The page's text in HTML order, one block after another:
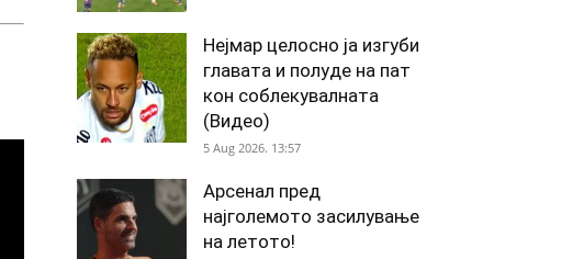
Нејмар целосно ја изгуби
главата и полуде на пат
кон соблекувалната
(Видео)
5 Aug 2026. 13:57
Арсенал пред
најголемото засилување
на летото!